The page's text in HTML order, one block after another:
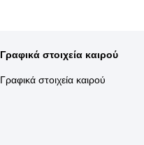
Γραφικά στοιχεία καιρού
Γραφικά στοιχεία καιρού